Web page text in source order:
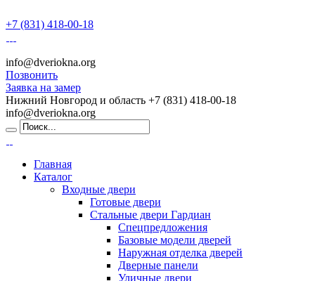
+7 (831) 418-00-18
info@dveriokna.org
Позвонить
Заявка на замер
Нижний Новгород и область +7 (831) 418-00-18
info@dveriokna.org
Главная
Каталог
Входные двери
Готовые двери
Стальные двери Гардиан
Спецпредложения
Базовые модели дверей
Наружная отделка дверей
Дверные панели
Уличные двери